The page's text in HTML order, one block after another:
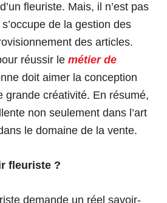
fleuriste. Mais, il n’est pas
de la gestion des
des articles.
réussir le métier de
doit aimer la conception
grande créativité. En résumé,
non seulement dans l’art
le domaine de la vente.
fleuriste ?
demande un réel savoir-